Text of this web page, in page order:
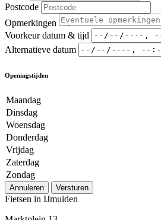
Postcode
Opmerkingen
Voorkeur datum & tijd
Alternatieve datum
Openingstijden
Maandag
Dinsdag
Woensdag
Donderdag
Vrijdag
Zaterdag
Zondag
Annuleren Versturen
Fietsen in IJmuiden